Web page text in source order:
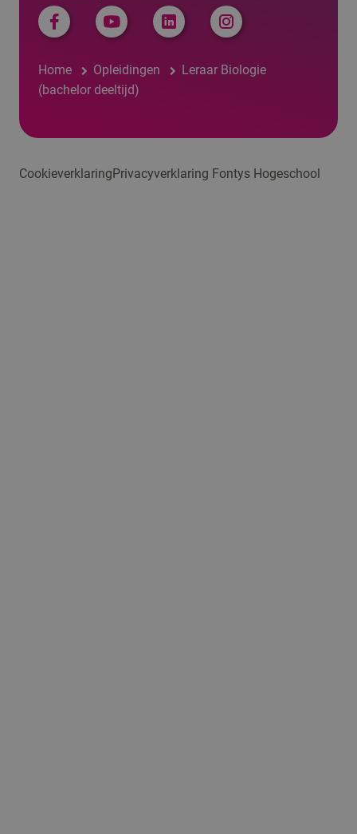
Home Opleidingen
Leraar Biologie
(bachelor deeltijd)
Cookieverklaring Privacyverklaring Fontys Hogeschool